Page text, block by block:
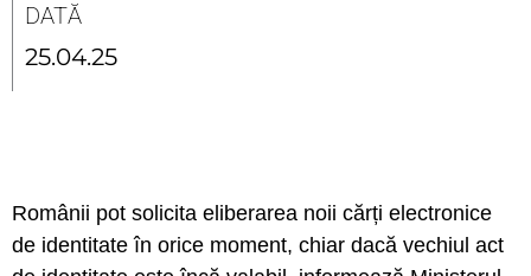
DATĂ
25.04.25
Românii pot solicita eliberarea noii cărți electronice
de identitate în orice moment, chiar dacă vechiul act